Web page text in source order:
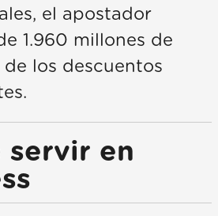
el apostador
1.960 millones de
de los descuentos
servir en